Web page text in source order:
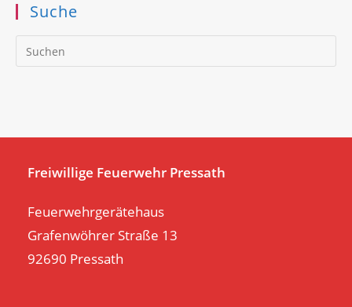
Suche
Freiwillige Feuerwehr Pressath
Feuerwehrgerätehaus
Grafenwöhrer Straße 13
92690 Pressath